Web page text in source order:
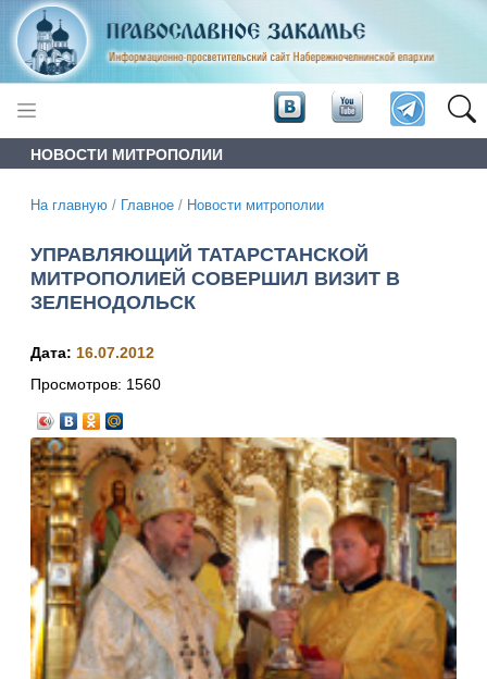
НОВОСТИ МИТРОПОЛИИ
На главную / Главное / Новости митрополии
УПРАВЛЯЮЩИЙ ТАТАРСТАНСКОЙ
МИТРОПОЛИЕЙ СОВЕРШИЛ ВИЗИТ В
ЗЕЛЕНОДОЛЬСК
Дата: 16.07.2012
Просмотров: 1560